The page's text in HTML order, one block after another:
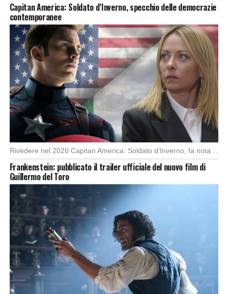
Capitan America: Soldato d’Inverno, specchio delle democrazie
contemporanee
Rivedere nel 2026 Capitan America: Soldato d’Inverno, fa notare elementi delle democrazie moderne attuali che […]
Frankenstein: pubblicato il trailer ufficiale del nuovo film di
Guillermo del Toro